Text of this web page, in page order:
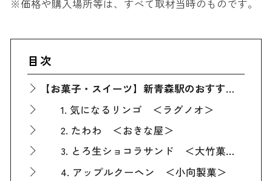
※価格や購入場所等は、すべて取材当時のものです。
目次
【お菓子・スイーツ】新青森駅のおすすめ定番人気お土産
1. 気になるリンゴ ＜ラグノオ＞
2. たわわ ＜おきな屋＞
3. とろ生ショコラサンド ＜大竹菓子舗＞
4. アップルクーヘン ＜小向製菓＞